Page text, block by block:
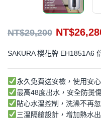
NT$29,200 NT$
SAKURA 櫻花牌 EH1851A6
永久免費送安檢，使用安
最高48度出水，安全防燙
貼心水溫控制，洗澡不再
三溫隔艙設計，增加熱水